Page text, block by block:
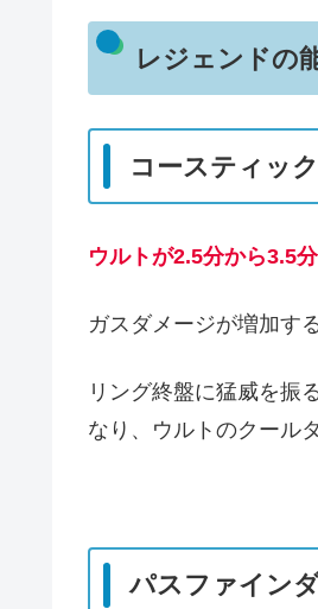
レジェンドの
コースティック
ウルトが2.5分から3.5
ガスダメージが増加す
リング終盤に猛威を振
なり、ウルトのクール
パスファイン